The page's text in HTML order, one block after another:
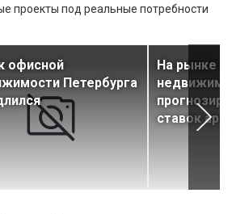
проекты под реальные потребности
офисной
Петербурга
На рынке
ставок